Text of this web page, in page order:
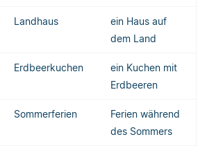
Landhaus
ein Haus auf
dem Land
Erdbeerkuchen
ein Kuchen mit
Erdbeeren
Sommerferien
Ferien während
des Sommers